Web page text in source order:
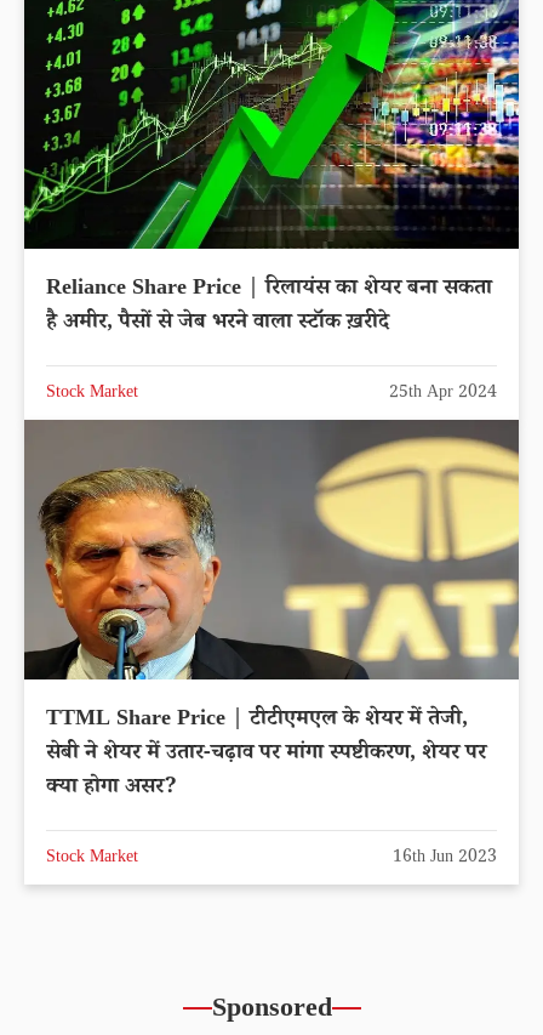
Reliance Share Price | रिलायंस का शेयर बना सकता
है अमीर, पैसों से जेब भरने वाला स्टॉक ख़रीदे
Stock Market 25th Apr 2024
TTML Share Price | टीटीएमएल के शेयर में तेजी,
सेबी ने शेयर में उतार-चढ़ाव पर मांगा स्पष्टीकरण, शेयर पर
क्या होगा असर?
Stock Market 16th Jun 2023
Sponsored